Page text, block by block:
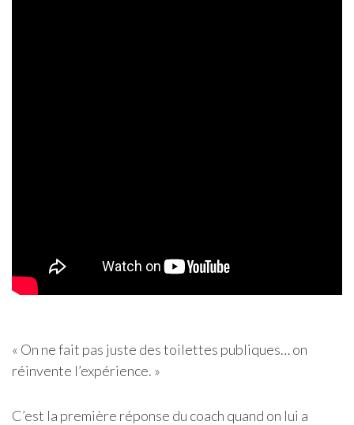
« On ne fait pas juste des toilettes publiques… on
réinvente l’expérience. »
C’est la première réponse du coach quand on lui a